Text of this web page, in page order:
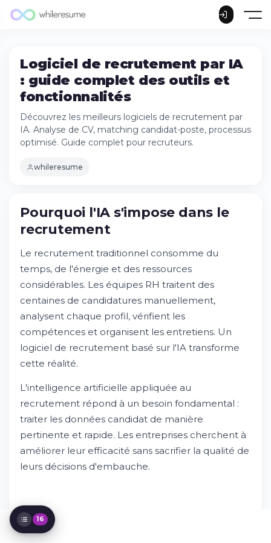
Logiciel de recrutement par IA
: guide complet des outils et
fonctionnalités
Découvrez les meilleurs logiciels de recrutement par
IA. Analyse de CV, matching candidat-poste, processus
optimisé. Guide complet pour recruteurs.
whileresume
Pourquoi l'IA s'impose dans le recrutement
Qu'est-ce qu'un logiciel de recrutement
basé sur l'IA ?
IA
Comment exploiter l'IA dans son processus
de recrutement
Quels sont les bénéfices de ces outils IA
L'IA pour conduire des entretiens
structurés et sans biais
Quels sont les risques liés à l'utilisation de
l'IA dans le recrutement ?
Comment les chatbots servent le
processus de recrutement
confiance
Pourquoi et comment s'équiper d'un
logiciel ATS
La nouvelle génération de logiciel
Les dernières innovations dans le domaine
Intégrer les réseaux sociaux et le sourcing
16
Pourquoi l'IA s'impose dans le
recrutement
Le recrutement traditionnel consomme du
temps, de l'énergie et des ressources
considérables. Les équipes RH traitent des
centaines de candidatures manuellement,
analysent chaque profil, vérifient les
compétences et organisent les entretiens. Un
logiciel de recrutement basé sur l'IA transforme
cette réalité.
L'intelligence artificielle appliquée au
recrutement répond à un besoin fondamental :
traiter les données candidat de manière
pertinente et rapide. Les entreprises cherchent à
améliorer leur efficacité sans sacrifier la qualité de
leurs décisions d'embauche.